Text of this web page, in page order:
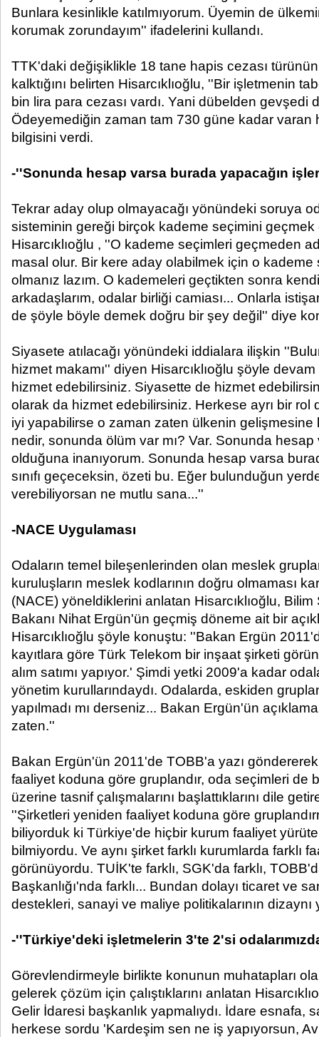
Bunlara kesinlikle katılmıyorum. Üyemin de
korumak zorundayım'' ifadelerini kullandı.
TTK'daki değişiklikle 18 tane hapis cezası
kalktığını belirten Hisarcıklıoğlu, ''Bir işletmenin
bin lira para cezası vardı. Yani dübelden gevşedi
Ödeyemediğin zaman tam 730 güne kadar varan
bilgisini verdi.
-''Sonunda hesap varsa burada yapacağın
Tekrar aday olup olmayacağı yönündeki soruya
sisteminin gereği birçok kademe seçimini
Hisarcıklıoğlu , ''O kademe seçimleri geçmeden
masal olur. Bir kere aday olabilmek için o kademe
olmanız lazım. O kademeleri geçtikten sonra
arkadaşlarım, odalar birliği camiası... Onlarla
de şöyle böyle demek doğru bir şey değil'' diye
Siyasete atılacağı yönündeki iddialara ilişkin
hizmet makamı'' diyen Hisarcıklıoğlu şöyle
hizmet edebilirsiniz. Siyasette de hizmet
olarak da hizmet edebilirsiniz. Herkese ayrı bir rol
iyi yapabilirse o zaman zaten ülkenin gelişmesine
nedir, sonunda ölüm var mı? Var. Sonunda hesap
olduğuna inanıyorum. Sonunda hesap varsa
sınıfı geçeceksin, özeti bu. Eğer bulunduğun
verebiliyorsan ne mutlu sana...''
-NACE Uygulaması
Odaların temel bileşenlerinden olan meslek
kuruluşların meslek kodlarının doğru olmaması
(NACE) yöneldiklerini anlatan Hisarcıklıoğlu,
Bakanı Nihat Ergün'ün geçmiş döneme ait bir
Hisarcıklıoğlu şöyle konuştu: ''Bakan Ergün
kayıtlara göre Türk Telekom bir inşaat şirketi
alım satımı yapıyor.' Şimdi yetki 2009'a kadar
yönetim kurullarındaydı. Odalarda, eskiden
yapılmadı mı derseniz... Bakan Ergün'ün
zaten.''
Bakan Ergün'ün 2011'de TOBB'a yazı
faaliyet koduna göre gruplandır, oda seçimleri de
üzerine tasnif çalışmalarını başlattıklarını dile
''Şirketleri yeniden faaliyet koduna göre
biliyorduk ki Türkiye'de hiçbir kurum faaliyet
bilmiyordu. Ve aynı şirket farklı kurumlarda farklı
görünüyordu. TUİK'te farklı, SGK'da farklı,
Başkanlığı'nda farklı... Bundan dolayı ticaret ve
destekleri, sanayi ve maliye politikalarının dizaynı
-''Türkiye'deki işletmelerin 3'te 2'si
Görevlendirmeyle birlikte konunun muhatapları
gelerek çözüm için çalıştıklarını anlatan
Gelir İdaresi başkanlık yapmalıydı. İdare esnafa,
herkese sordu 'Kardeşim sen ne iş yapıyorsun,